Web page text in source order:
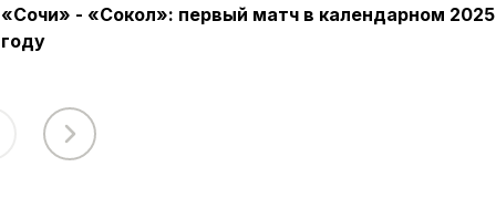
«Сочи» - «Сокол»: первый матч в календарном 2025
году